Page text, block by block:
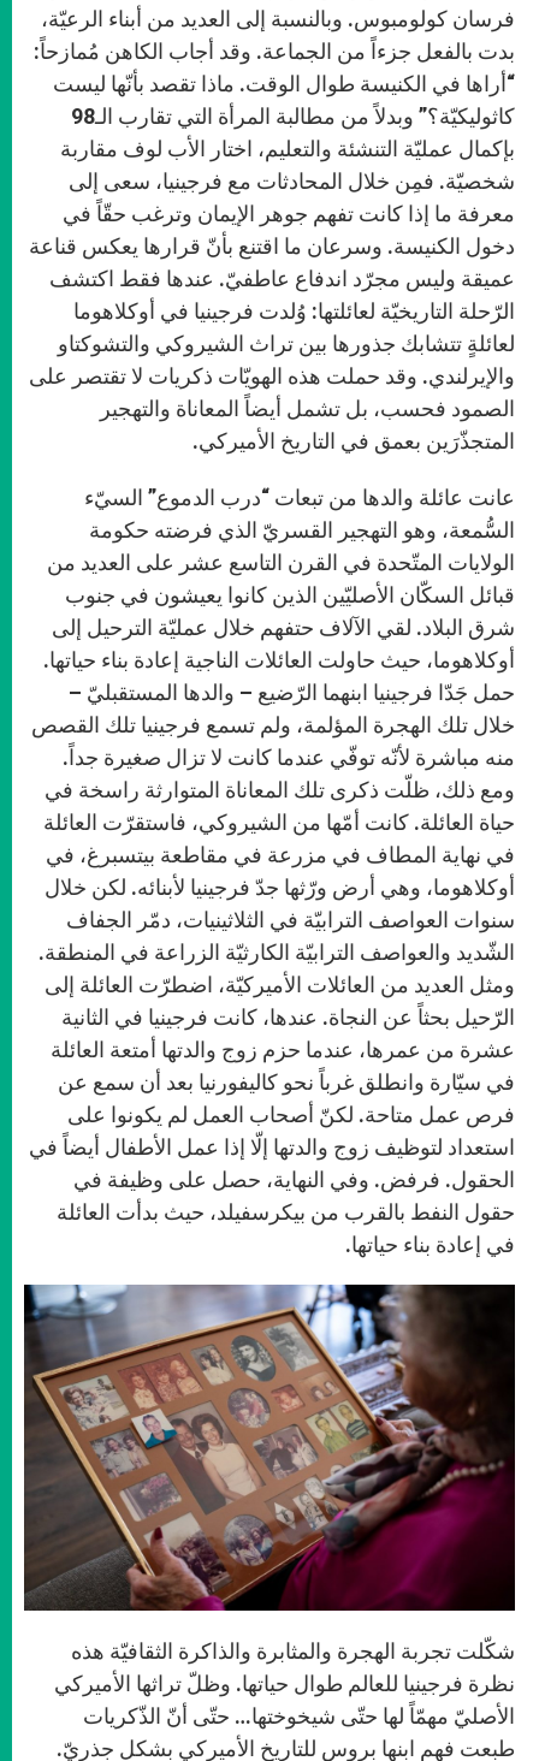
فرسان كولومبوس. وبالنسبة إلى العديد من أبناء الرعيّة،
بدت بالفعل جزءاً من الجماعة. وقد أجاب الكاهن مُمازحاً:
“أراها في الكنيسة طوال الوقت. ماذا تقصد بأنّها ليست
كاثوليكيّة؟” وبدلاً من مطالبة المرأة التي تقارب الـ98
بإكمال عمليّة التنشئة والتعليم، اختار الأب لوف مقاربة
شخصيّة. فمِن خلال المحادثات مع فرجينيا، سعى إلى
معرفة ما إذا كانت تفهم جوهر الإيمان وترغب حقّاً في
دخول الكنيسة. وسرعان ما اقتنع بأنّ قرارها يعكس قناعة
عميقة وليس مجرّد اندفاع عاطفيّ. عندها فقط اكتشف
الرّحلة التاريخيّة لعائلتها: وُلدت فرجينيا في أوكلاهوما
لعائلةٍ تتشابك جذورها بين تراث الشيروكي والتشوكتاو
والإيرلندي. وقد حملت هذه الهويّات ذكريات لا تقتصر على
الصمود فحسب، بل تشمل أيضاً المعاناة والتهجير
المتجذّرَين بعمق في التاريخ الأميركي.
عانت عائلة والدها من تبعات “درب الدموع” السيّء
السُّمعة، وهو التهجير القسريّ الذي فرضته حكومة
الولايات المتّحدة في القرن التاسع عشر على العديد من
قبائل السكّان الأصليّين الذين كانوا يعيشون في جنوب
شرق البلاد. لقي الآلاف حتفهم خلال عمليّة الترحيل إلى
أوكلاهوما، حيث حاولت العائلات الناجية إعادة بناء حياتها.
حمل جَدّا فرجينيا ابنهما الرّضيع – والدها المستقبليّ –
خلال تلك الهجرة المؤلمة، ولم تسمع فرجينيا تلك القصص
منه مباشرة لأنّه توفّي عندما كانت لا تزال صغيرة جداً.
ومع ذلك، ظلّت ذكرى تلك المعاناة المتوارثة راسخة في
حياة العائلة. كانت أمّها من الشيروكي، فاستقرّت العائلة
في نهاية المطاف في مزرعة في مقاطعة بيتسبرغ، في
أوكلاهوما، وهي أرض ورّثها جدّ فرجينيا لأبنائه. لكن خلال
سنوات العواصف الترابيّة في الثلاثينيات، دمّر الجفاف
الشّديد والعواصف الترابيّة الكارثيّة الزراعة في المنطقة.
ومثل العديد من العائلات الأميركيّة، اضطرّت العائلة إلى
الرّحيل بحثاً عن النجاة. عندها، كانت فرجينيا في الثانية
عشرة من عمرها، عندما حزم زوج والدتها أمتعة العائلة
في سيّارة وانطلق غرباً نحو كاليفورنيا بعد أن سمع عن
فرص عمل متاحة. لكنّ أصحاب العمل لم يكونوا على
استعداد لتوظيف زوج والدتها إلّا إذا عمل الأطفال أيضاً في
الحقول. فرفض. وفي النهاية، حصل على وظيفة في
حقول النفط بالقرب من بيكرسفيلد، حيث بدأت العائلة
في إعادة بناء حياتها.
شكّلت تجربة الهجرة والمثابرة والذاكرة الثقافيّة هذه
نظرة فرجينيا للعالم طوال حياتها. وظلّ تراثها الأميركي
الأصليّ مهمّاً لها حتّى شيخوختها… حتّى أنّ الذّكريات
طبعت فهم ابنها بروس للتاريخ الأميركي بشكل جذريّ.